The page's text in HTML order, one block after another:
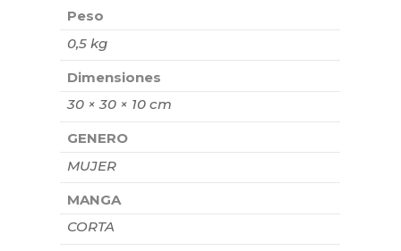
Peso
0,5 kg
Dimensiones
30 × 30 × 10 cm
GENERO
MUJER
MANGA
CORTA